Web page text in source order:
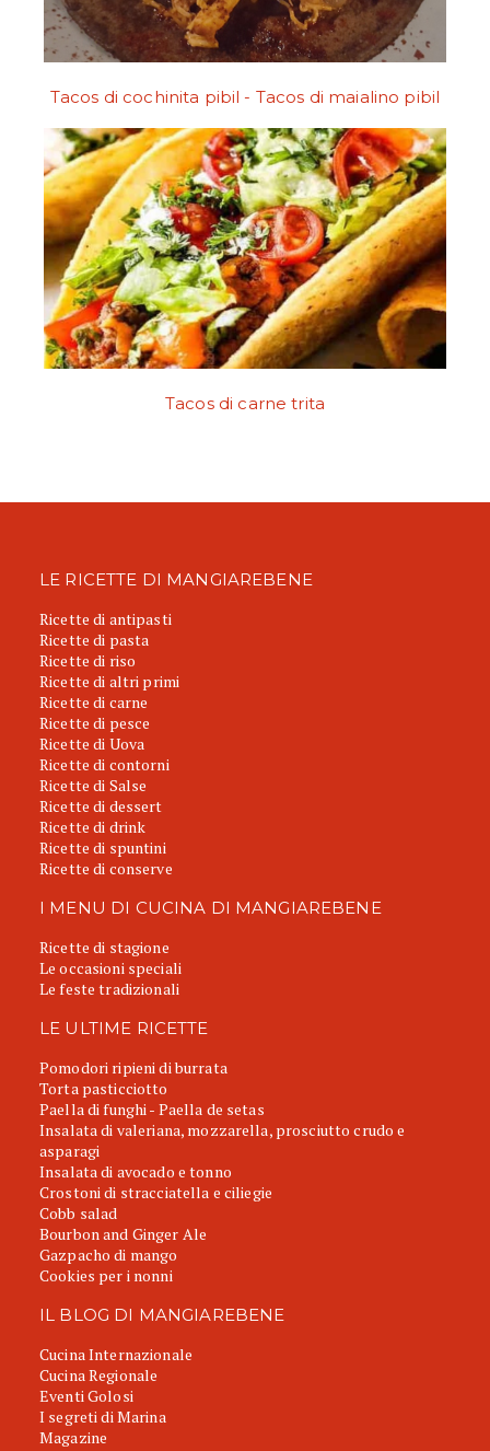
Tacos di cochinita pibil - Tacos di maialino pibil
Tacos di carne trita
LE RICETTE DI MANGIAREBENE
Ricette di antipasti
Ricette di pasta
Ricette di riso
Ricette di altri primi
Ricette di carne
Ricette di pesce
Ricette di Uova
Ricette di contorni
Ricette di Salse
Ricette di dessert
Ricette di drink
Ricette di spuntini
Ricette di conserve
I MENU DI CUCINA DI MANGIAREBENE
Ricette di stagione
Le occasioni speciali
Le feste tradizionali
LE ULTIME RICETTE
Pomodori ripieni di burrata
Torta pasticciotto
Paella di funghi - Paella de setas
Insalata di valeriana, mozzarella, prosciutto crudo e
asparagi
Insalata di avocado e tonno
Crostoni di stracciatella e ciliegie
Cobb salad
Bourbon and Ginger Ale
Gazpacho di mango
Cookies per i nonni
IL BLOG DI MANGIAREBENE
Cucina Internazionale
Cucina Regionale
Eventi Golosi
I segreti di Marina
Magazine